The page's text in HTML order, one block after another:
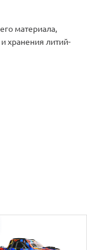
материала,
хранения литий-